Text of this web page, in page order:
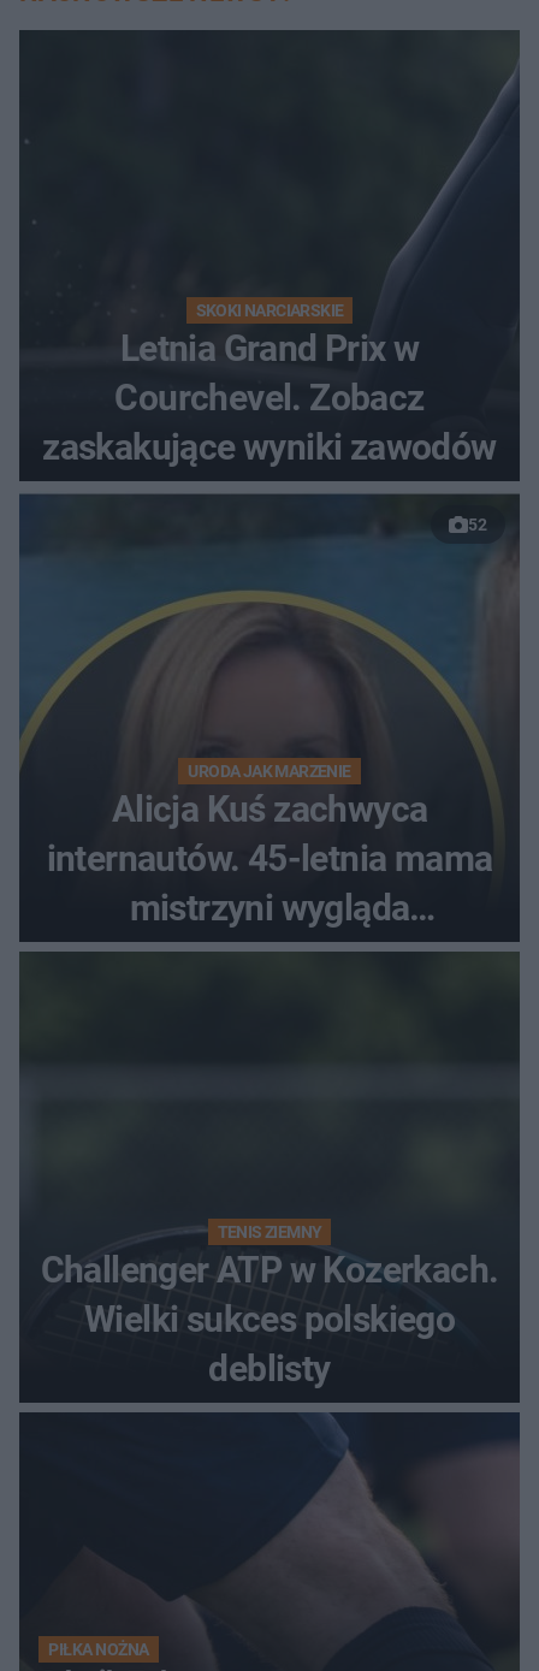
SKOKI NARCIARSKIE
Letnia Grand Prix w
Courchevel. Zobacz
zaskakujące wyniki zawodów
52
URODA JAK MARZENIE
Alicja Kuś zachwyca
internautów. 45-letnia mama
mistrzyni wygląda
zjawiskowo
TENIS ZIEMNY
Challenger ATP w Kozerkach.
Wielki sukces polskiego
deblisty
PIŁKA NOŻNA